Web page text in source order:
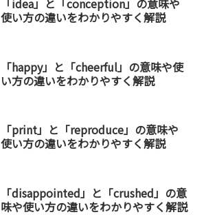
「idea」と「conception」の意味や
使い方の違いをわかりやすく解説
「happy」と「cheerful」の意味や使
い方の違いをわかりやすく解説
「print」と「reproduce」の意味や
使い方の違いをわかりやすく解説
「disappointed」と「crushed」の意
味や使い方の違いをわかりやすく解説